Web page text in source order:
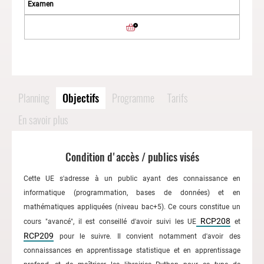
Planning Objectifs Programme
Tarifs
En savoir plus
Condition d'accès / publics visés
Cette UE s'adresse à un public ayant des connaissance en
informatique (programmation, bases de données) et en
mathématiques appliquées (niveau bac+5). Ce cours constitue un
cours "avancé", il est conseillé d'avoir suivi les UE RCP208 et
RCP209 pour le suivre. Il convient notamment d'avoir des
connaissances en apprentissage statistique et en apprentissage